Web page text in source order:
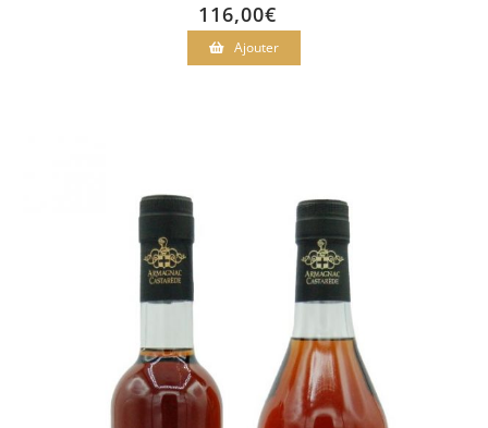
116,00€
Ajouter